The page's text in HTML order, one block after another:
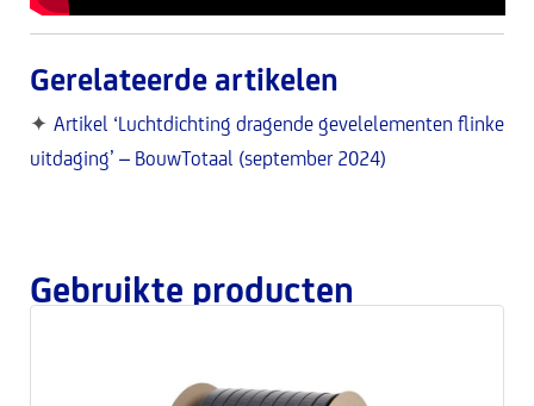
Gerelateerde artikelen
✦ Artikel ‘Luchtdichting dragende gevelelementen flinke
uitdaging’ – BouwTotaal (september 2024)
Gebruikte producten